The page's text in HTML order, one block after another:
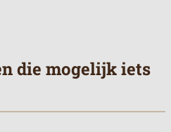
die mogelijk iets